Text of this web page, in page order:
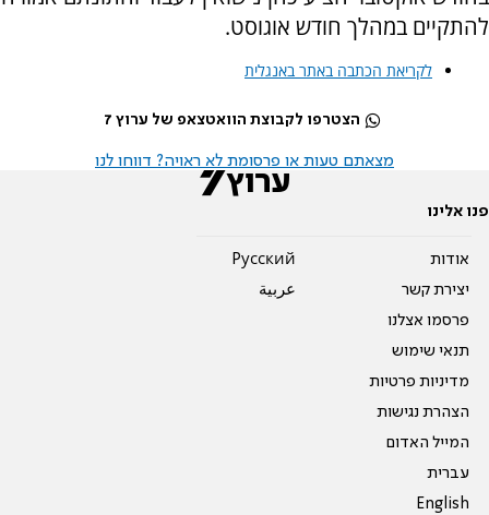
להתקיים במהלך חודש אוגוסט.
לקריאת הכתבה באתר באנגלית
הצטרפו לקבוצת הוואטצאפ של ערוץ 7
מצאתם טעות או פרסומת לא ראויה? דווחו לנו
פנו אלינו
אודות
יצירת קשר
פרסמו אצלנו
תנאי שימוש
מדיניות פרטיות
הצהרת נגישות
המייל האדום
עברית
English
Pусский
عربية